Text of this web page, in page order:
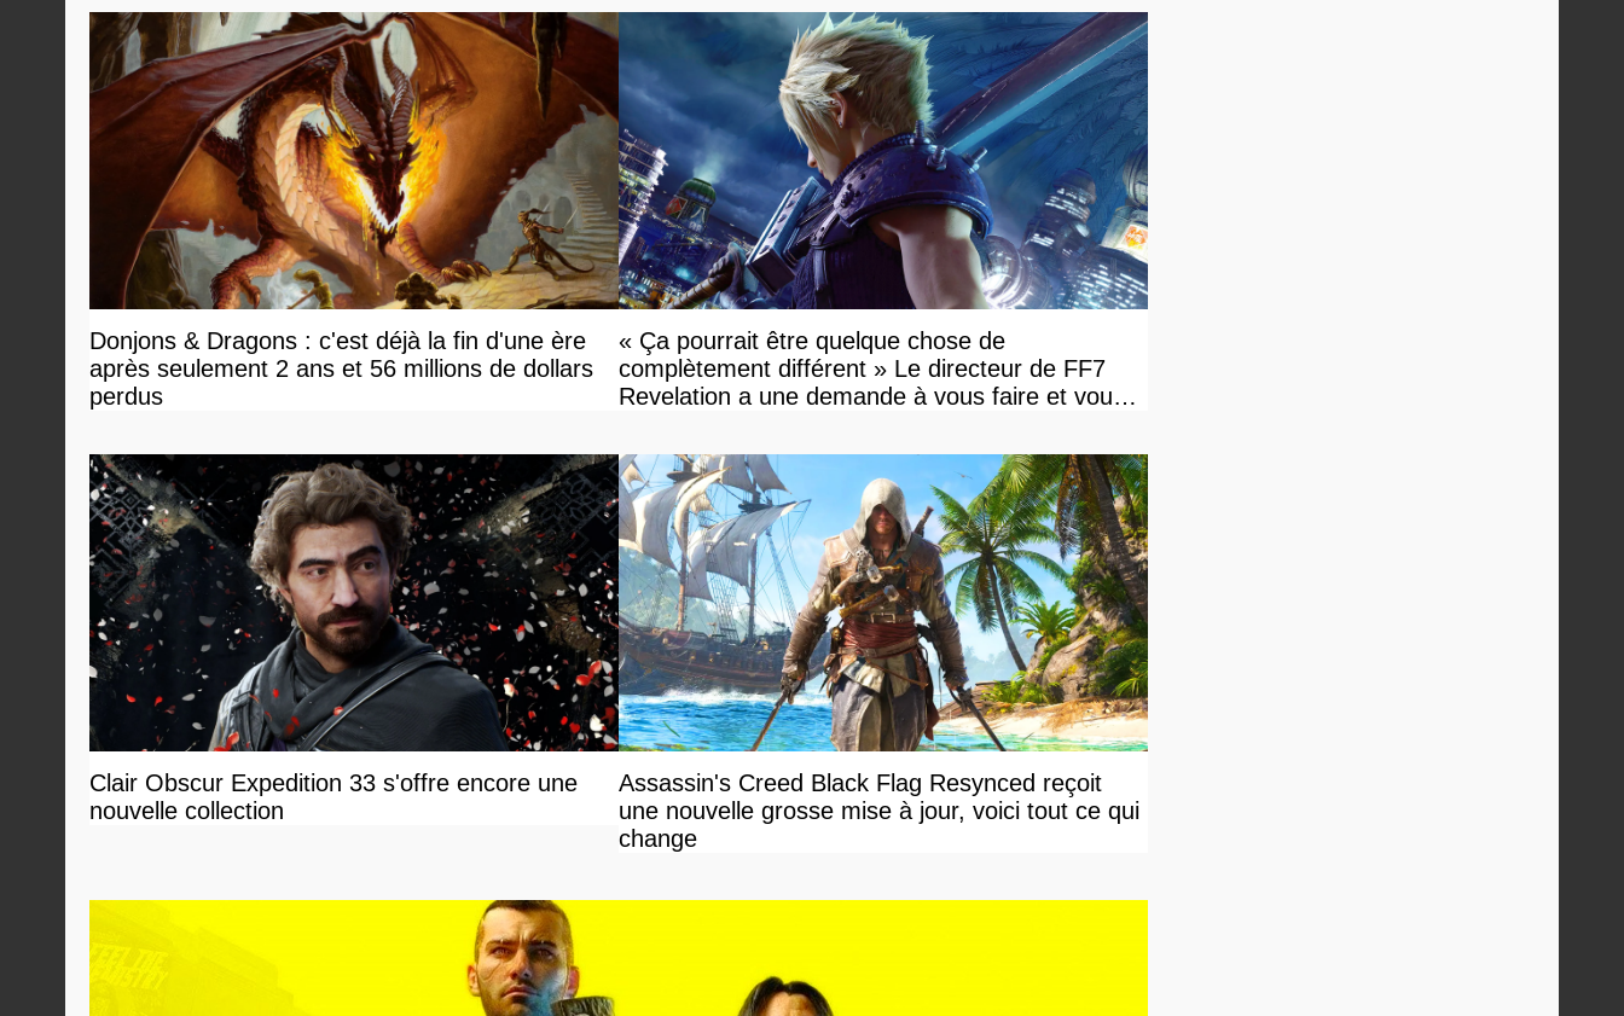
Donjons & Dragons : c'est déjà la fin d'une ère
après seulement 2 ans et 56 millions de dollars
perdus
« Ça pourrait être quelque chose de
complètement différent » Le directeur de FF7
Revelation a une demande à vous faire et vous
Clair Obscur Expedition 33 s'offre encore une
nouvelle collection
Assassin's Creed Black Flag Resynced reçoit
une nouvelle grosse mise à jour, voici tout ce qui
change